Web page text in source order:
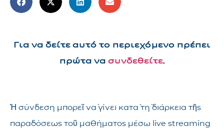
Για να δείτε αυτό το περιεχόμενο πρέπει
πρώτα να συνδεθείτε.
Ἡ σύνδεση μπορεῖ νὰ γίνει κατὰ τὴ διάρκεια τῆς
παραδόσεως τοῦ μαθήματος μέσω live streaming